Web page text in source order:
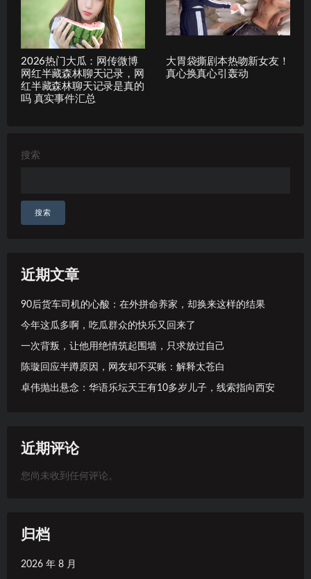
2026热门大瓜：网传微博
网红半藏森林聊天记录，网
红半藏森林聊天记录是真的
吗 真实事件汇总
大胃袋撕剧本热吻新女友！
真心换真心引轰动
搜索
搜索
近期文章
90后货车司机的心酸：在外拼命养家，却换来这样的结果
今年这瓜多啊，吃瓜群众的快乐又回来了
一次背叛，让他用绝情筑起围墙，只求放过自己
陈璇回应半蹲原因，网友却不买账：解释太苍白
卓伟抛出悬念：华语乐坛天王有10多岁儿子，线索指向西安
近期评论
您尚未收到任何评论。
归档
2026 年 8 月